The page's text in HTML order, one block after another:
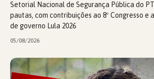
Setorial Nacional de Segurança Pública do
pautas, com contribuições ao 8º Congresso e
de governo Lula 2026
05/08/2026